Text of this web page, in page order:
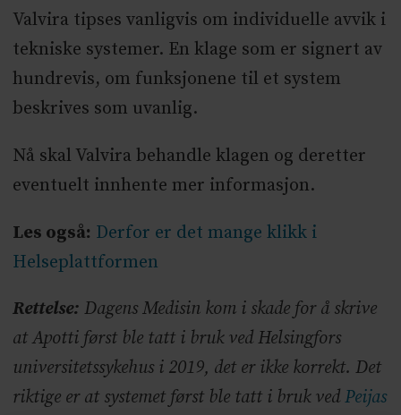
Valvira tipses vanligvis om individuelle avvik i
tekniske systemer. En klage som er signert av
hundrevis, om funksjonene til et system
beskrives som uvanlig.
Nå skal Valvira behandle klagen og deretter
eventuelt innhente mer informasjon.
Les også: Derfor er det mange klikk i
Helseplattformen
Rettelse: Dagens Medisin kom i skade for å skrive
at Apotti først ble tatt i bruk ved Helsingfors
universitetssykehus i 2019, det er ikke korrekt. Det
riktige er at systemet først ble tatt i bruk ved Peijas